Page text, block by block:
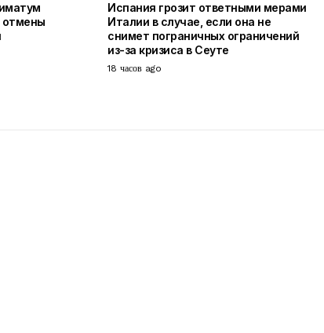
отмены
Испания грозит ответными мерами
Италии в случае, если она не
снимет пограничных ограничений
из-за кризиса в Сеуте
18 часов ago